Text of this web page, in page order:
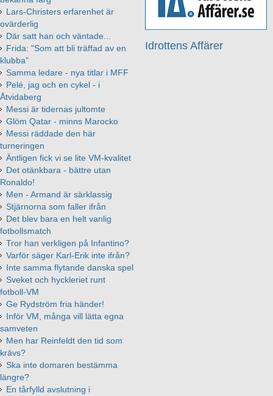
Idrottens Affärer
Lars-Christers erfarenhet är
ovärderlig
Där satt han och väntade...
Frida: "Som att bli träffad av en
klubba"
Samma ledare - nya titlar i MFF
Pelé, jag och en cykel - i
Åtvidaberg
Messi är tidernas jultomte
Glöm Qatar - minns Marocko
Messi räddade den här
turneringen
Äntligen fick vi se lite VM-kvalitet
Det otänkbara - bättre utan
Ronaldo!
Men - Armand är särklassig
Stjärnorna som faller ifrån
Det blev bara en helt vanlig
fotbollsmatch
Tror han verkligen på Infantino?
Varför säger Karl-Erik inte ifrån?
Inte samma flytande danska spel
Sveket och hyckleriet runt
fotboll-VM
Ge Rydström fria händer!
Inför VM, många vill lätta egna
samveten
Men har Reinfeldt den tid som
krävs?
Ska inte domaren bestämma
längre?
En tårfylld avslutning i